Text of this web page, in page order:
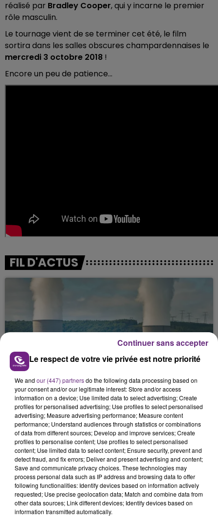
réalisé par Bradley Cooper, qui y incarne le premier
rôle masculin.
Le tournage vient de se terminer cet été, le film
sortira dans les salles obscures champardennaises le
mercredi 3 octobre 2018 !
Encore un peu de patience...
FIL D'ACTUS
LA CENTRALE NUCLÉAIRE DE CHOOZ
TOUJOURS À L'ARRÊT
Cela fait déjà une semaine que la centrale
nucléaire ardennaise est à l'arrêt. Une situation
justifiée par la sécheresse intense qui est toujours
présente.
LE MAGASIN JOUÉCLUB DE REIMS FERME
SES PORTES
C'était l'une des institutions du centre-ville
Le respect de votre vie privée est notre priorité
We and our (447) partnersdo the following data processing based on
your consent and/or our legitimate interest: Store and/or access
information on a device; Use limited data to select advertising; Create
profiles for personalised advertising; Use profiles to select personalised
advertising; Measure advertising performance; Measure content
performance; Understand audiences through statistics or combinations
of data from different sources; Develop and improve services; Create
profiles to personalise content; Use profiles to select personalised
content; Use limited data to select content; Ensure security, prevent and
detect fraud, and fix errors; Deliver and present advertising and content;
Save and communicate privacy choices. These technologies may
process personal data such as IP address and browsing data to offer
following functionalities: Identify devices based on information actively
requested; Use precise geolocation data; Match and combine data from
other data sources; Link different devices; Identify devices based on
information transmitted automatically.
Continuer sans accepter